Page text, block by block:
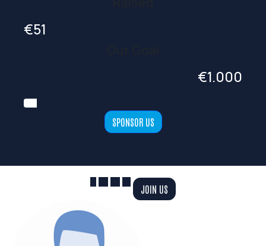
€51
€1.000
SPONSOR US
JOIN US